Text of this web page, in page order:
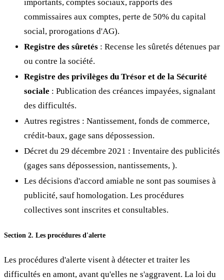
importants, comptes sociaux, rapports des
commissaires aux comptes, perte de 50% du capital
social, prorogations d'AG).
Registre des sûretés : Recense les sûretés détenues par
ou contre la société.
Registre des privilèges du Trésor et de la Sécurité
sociale : Publication des créances impayées, signalant
des difficultés.
Autres registres : Nantissement, fonds de commerce,
crédit-baux, gage sans dépossession.
Décret du 29 décembre 2021 : Inventaire des publicités
(gages sans dépossession, nantissements, ).
Les décisions d'accord amiable ne sont pas soumises à
publicité, sauf homologation. Les procédures
collectives sont inscrites et consultables.
Section 2. Les procédures d'alerte
Les procédures d'alerte visent à détecter et traiter les
difficultés en amont, avant qu'elles ne s'aggravent. La loi du